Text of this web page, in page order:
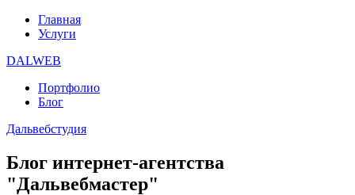
Главная
Услуги
DALWEB
Портфолио
Блог
Дальвебстудия
Блог интернет-агентства
"Дальвебмастер"